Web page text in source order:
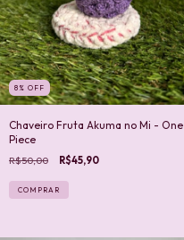
8 % OFF
Chaveiro Fruta Akuma no Mi - One
Piece
R$50,00 R$45,90